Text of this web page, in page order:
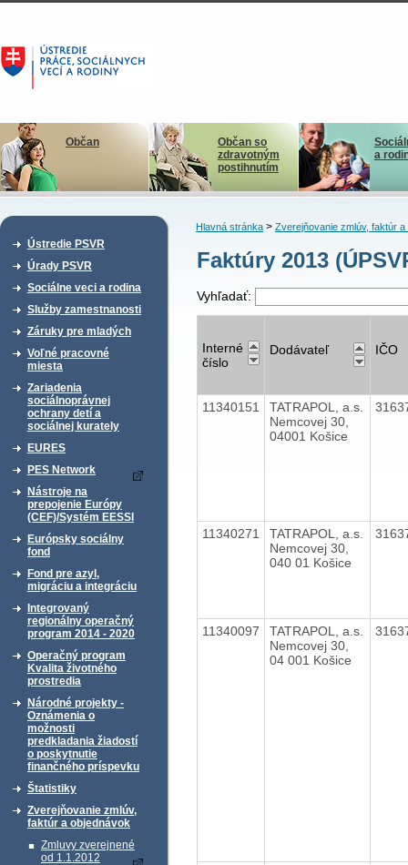
Občan
Občan so
zdravotným
postihnutím
a
Ústredie PSVR
Úrady PSVR
Sociálne veci a rodina
Služby zamestnanosti
Záruky pre mladých
Voľné pracovné
miesta
Zariadenia
sociálnoprávnej
ochrany detí a
sociálnej kurately
EURES
PES Network
Nástroje na
prepojenie Európy
(CEF)/Systém EESSI
Európsky sociálny
fond
Fond pre azyl,
migráciu a integráciu
Integrovaný
regionálny operačný
program 2014 - 2020
Operačný program
Kvalita životného
prostredia
Národné projekty -
Oznámenia o
možnosti
predkladania žiadostí
o poskytnutie
finančného príspevku
Štatistiky
Zverejňovanie zmlúv,
faktúr a objednávok
Zmluvy zverejnené
od 1.1.2012
Hlavná stránka> Zverejňovanie zmlúv, faktúr a
Faktúry 2013
Vyhľadať:
Interné
číslo
Dodávateľ IČO
11340151
TATRAPOL, a.s.
Nemcovej 30,
04001 Košice
11340271
TATRAPOL, a.s.
Nemcovej 30,
040 01 Košice
11340097
TATRAPOL, a.s.
Nemcovej 30,
04 001 Košice